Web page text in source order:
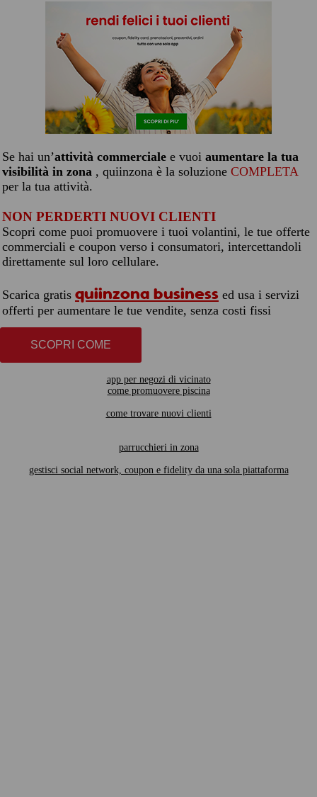
Se hai un’attività commerciale e vuoi aumentare la tua
visibilità in zona , quiinzona è la soluzione COMPLETA
per la tua attività.
NON PERDERTI NUOVI CLIENTI
Scopri come puoi promuovere i tuoi volantini, le tue offerte
commerciali e coupon verso i consumatori, intercettandoli
direttamente sul loro cellulare.
Scarica gratis quiinzona business ed usa i servizi
offerti per aumentare le tue vendite, senza costi fissi
SCOPRI COME
app per negozi di vicinato
come promuovere piscina
come trovare nuovi clienti
parrucchieri in zona
gestisci social network, coupon e fidelity da una sola piattaforma